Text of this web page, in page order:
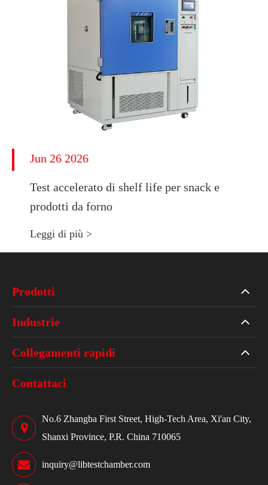
Jun 26 2026
Test accelerato di shelf life per snack e
prodotti da forno
Leggi di più >
Prodotti
Industrie
Collegamenti rapidi
Contattaci
No.6 Zhangba First Street, High-Tech Area, Xi'an City,
Shanxi Province, P.R. China 710065
inquiry@libtestchamber.com